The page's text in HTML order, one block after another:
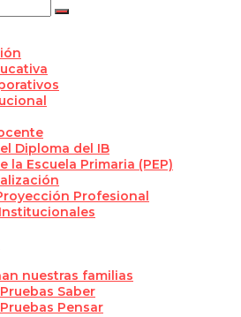
Diploma del IB
la Escuela Primaria (PEP)
Profesional
nuestras familias
Saber
Pensar